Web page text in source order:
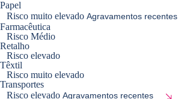
Papel
Risco muito elevado Agravamentos recentes
Farmacêutica
Risco Médio
Retalho
Risco elevado
Têxtil
Risco muito elevado
Transportes
Risco elevado Agravamentos recentes